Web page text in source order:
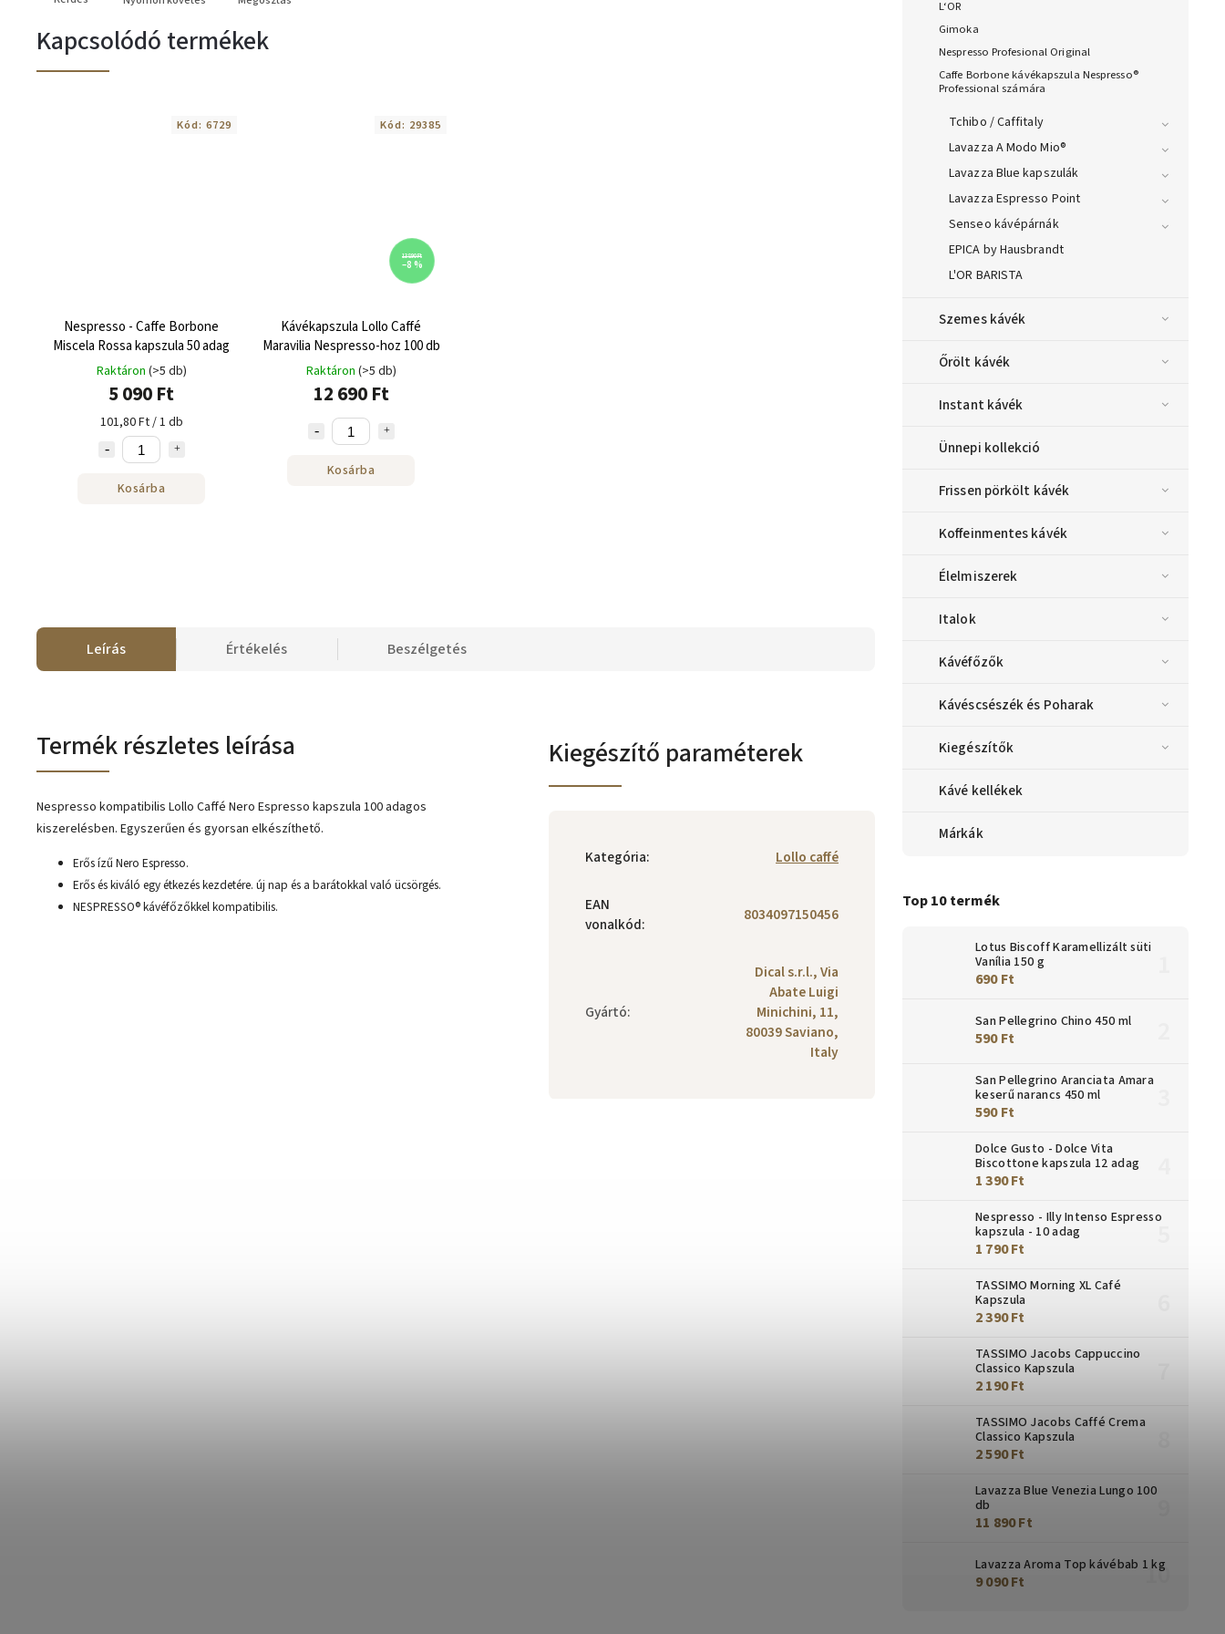
L‘OR
Gimoka
Nespresso Profesional Original
Caffe Borbone kávékapszula Nespresso®
Professional számára
Tchibo / Caffitaly
Lavazza A Modo Mio®
Lavazza Blue kapszulák
Lavazza Espresso Point
Senseo kávépárnák
EPICA by Hausbrandt
L'OR BARISTA
Szemes kávék
Őrölt kávék
Instant kávék
Ünnepi kollekció
Frissen pörkölt kávék
Koffeinmentes kávék
Élelmiszerek
Italok
Kávéfőzők
Kávéscsészék és Poharak
Kiegészítők
Kávé kellékek
Márkák
Top 10 termék
Lotus Biscoff Karamellizált süti
Vanília 150 g
690 Ft
San Pellegrino Chino 450 ml
590 Ft
San Pellegrino Aranciata Amara
keserű narancs 450 ml
590 Ft
Dolce Gusto - Dolce Vita
Biscottone kapszula 12 adag
1 390 Ft
Nespresso - Illy Intenso Espresso
kapszula - 10 adag
1 790 Ft
TASSIMO Morning XL Café
Kapszula
2 390 Ft
TASSIMO Jacobs Cappuccino
Classico Kapszula
2 190 Ft
TASSIMO Jacobs Caffé Crema
Classico Kapszula
2 590 Ft
Lavazza Blue Venezia Lungo 100
db
11 890 Ft
Lavazza Aroma Top kávébab 1 kg
9 090 Ft
Kapcsolódó termékek
Nespresso - Caffe Borbone
Miscela Rossa kapszula 50 adag
Raktáron (>5 db)
5 090 Ft
101,80 Ft / 1 db
Kosárba
Kód: 6729
13 890 Ft
–8 %
Kávékapszula Lollo Caffé
Maravilia Nespresso-hoz 100 db
Raktáron (>5 db)
12 690 Ft
Kosárba
Kód: 29385
Leírás Értékelés Beszélgetés
Termék részletes leírása
Nespresso kompatibilis Lollo Caffé Nero Espresso kapszula 100 adagos
kiszerelésben. Egyszerűen és gyorsan elkészíthető.
Erős ízű Nero Espresso.
Erős és kiváló egy étkezés kezdetére. új nap és a barátokkal való ücsörgés.
NESPRESSO® kávéfőzőkkel kompatibilis.
Kiegészítő paraméterek
Kategória: Lollo caffé
EAN
vonalkód: 8034097150456
Gyártó:
Dical s.r.l., Via
Abate Luigi
Minichini, 11,
80039 Saviano,
Italy